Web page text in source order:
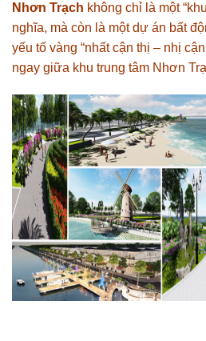
Nhơn Trạch không chỉ là một
nghĩa, mà còn là một dự án bất
yếu tố vàng “nhất cận thị – nhị
ngay giữa khu trung tâm Nhơn